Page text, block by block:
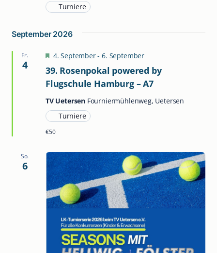
Turniere
September 2026
Fr.
4
39. Rosenpokal powered by
Flugschule Hamburg – A7
Hervorgehoben
4. September-6. September
TV Uetersen Fourniermühlenweg, Uetersen
Turniere
€50
So.
6